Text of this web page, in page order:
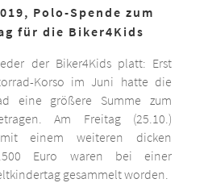
Polo-Spende zum
für die Biker4Kids
der Biker4Kids platt: Erst
Korso im Juni hatte die
eine größere Summe zum
Am Freitag (25.10.)
einem weiteren dicken
Euro waren bei einer
gesammelt worden.